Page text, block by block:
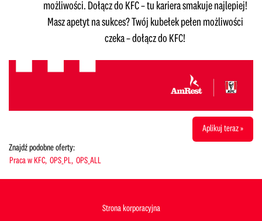
możliwości. Dołącz do KFC – tu kariera smakuje najlepiej!
Masz apetyt na sukces? Twój kubełek pełen możliwości
czeka – dołącz do KFC!
Aplikuj teraz »
Znajdź podobne oferty:
Praca w KFC, OPS_PL, OPS_ALL
Strona korporacyjna